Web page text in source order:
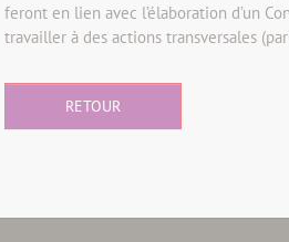
feront en lien avec l’élaboration d’un
travailler à des actions transversales
RETOUR